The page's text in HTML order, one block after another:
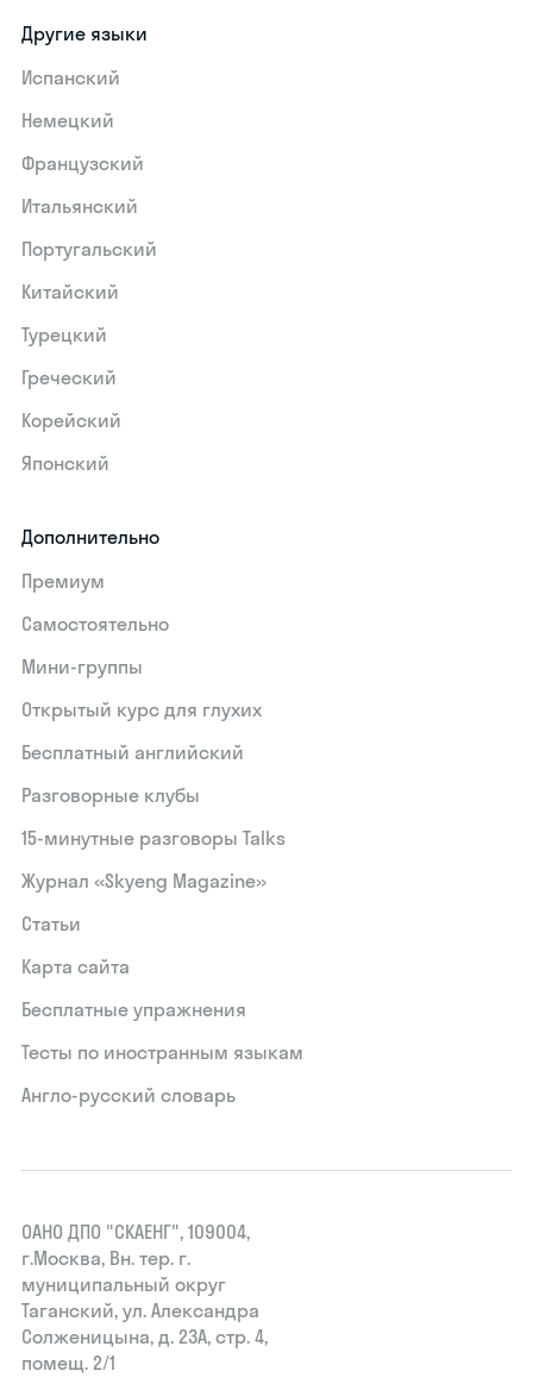
Другие языки
Испанский
Немецкий
Французский
Итальянский
Португальский
Китайский
Турецкий
Греческий
Корейский
Японский
Дополнительно
Премиум
Самостоятельно
Мини-группы
Открытый курс для глухих
Бесплатный английский
Разговорные клубы
15‑минутные разговоры Talks
Журнал «Skyeng Magazine»
Статьи
Карта сайта
Бесплатные упражнения
Тесты по иностранным языкам
Англо-русский словарь
ОАНО ДПО "СКАЕНГ", 109004,
г.Москва, Вн. тер. г.
муниципальный округ
Таганский, ул. Александра
Солженицына, д. 23А, стр. 4,
помещ. 2/1